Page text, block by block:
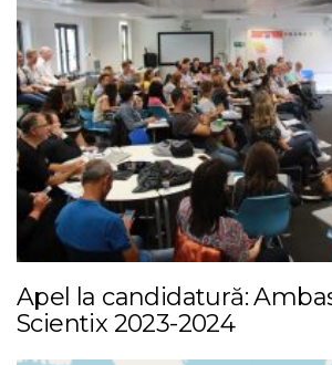
Apel la candidatură:
Scientix 2023-2024